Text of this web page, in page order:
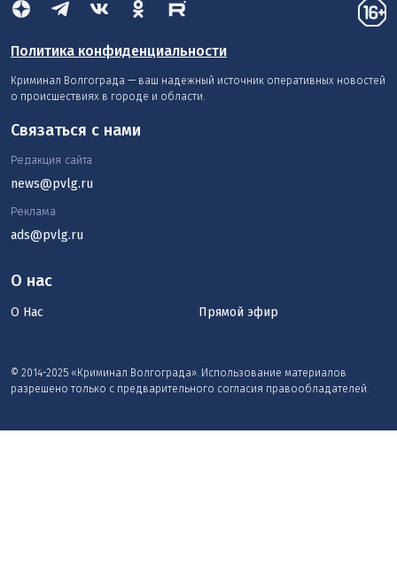
Политика конфиденциальности
Криминал Волгограда — ваш надежный источник оперативных новостей
о происшествиях в городе и области.
О нас
О Нас Прямой эфир
© 2014-2025 «Криминал Волгограда». Использование материалов
разрешено только с предварительного согласия правообладателей.
Связаться с нами
Редакция сайта
news@pvlg.ru
Реклама
ads@pvlg.ru